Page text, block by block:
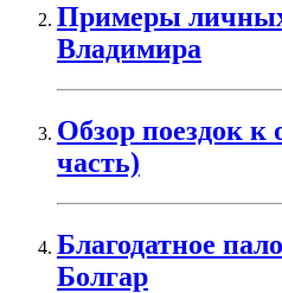
Примеры личных
Владимира
Обзор поездок к
часть)
Благодатное
Болгар